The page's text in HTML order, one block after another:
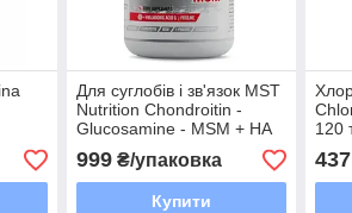
Для суглобів і зв'язок MST
Nutrition Chondroitin -
Glucosamine - MSM + HA
90 таблеток
999₴/упаковка
Купити
120
437